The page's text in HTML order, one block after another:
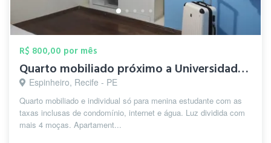
R$ 800,00 por mês
Quarto mobiliado próximo a Universidade ...
Espinheiro, Recife - PE
Quarto mobiliado e individual só para menina estudante com as
taxas inclusas de condomínio, internet e água. Luz dividida com
mais 4 moças. Apartament...